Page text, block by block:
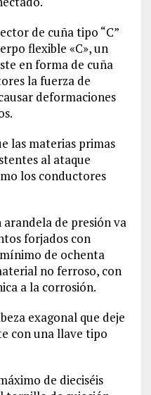
de cuña tipo “C”
flexible «C», un
en forma de cuña
la fuerza de
deformaciones
las materias primas
al ataque
los conductores
de presión va
forjados con
de ochenta
no ferroso, con
a la corrosión.
exagonal que deje
con una llave tipo
de dieciséis